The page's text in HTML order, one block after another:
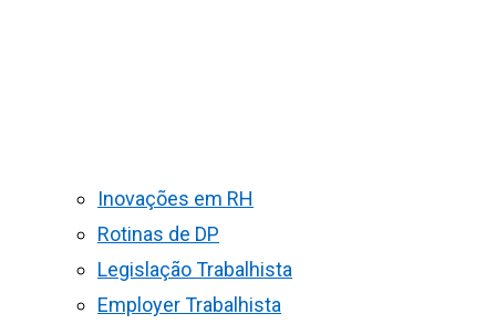
Inovações em RH
Rotinas de DP
Legislação Trabalhista
Employer Trabalhista